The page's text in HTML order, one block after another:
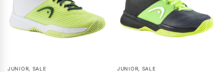
JUNIOR, SALE JUNIOR, SALE